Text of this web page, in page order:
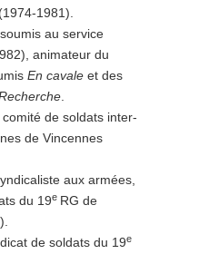
1981).
au service
animateur du
En cavale et des
de soldats inter-
de Vincennes
aux armées,
du 19e RG de
de soldats du 19e